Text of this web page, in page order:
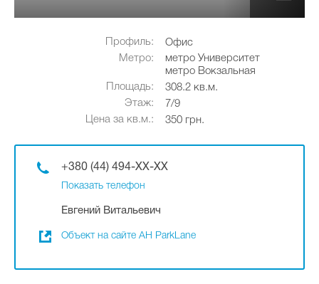
Профиль:
Офис
Метро:
метро Университет
метро Вокзальная
Площадь:
308.2 кв.м.
Этаж:
7/9
Цена за кв.м.:
350 грн.
+380 (44) 494-XX-XX
Показать телефон
Евгений Витальевич
Объект на сайте АН ParkLane